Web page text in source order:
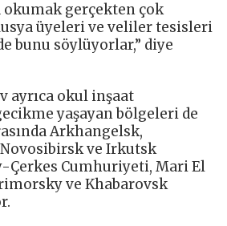
okumak gerçekten çok
üyeleri ve veliler tesisleri
bunu söylüyorlar,” diye
ayrıca okul inşaat
yaşayan bölgeleri de
Arkhangelsk,
ve Irkutsk
Çerkes Cumhuriyeti, Mari El
ve Khabarovsk